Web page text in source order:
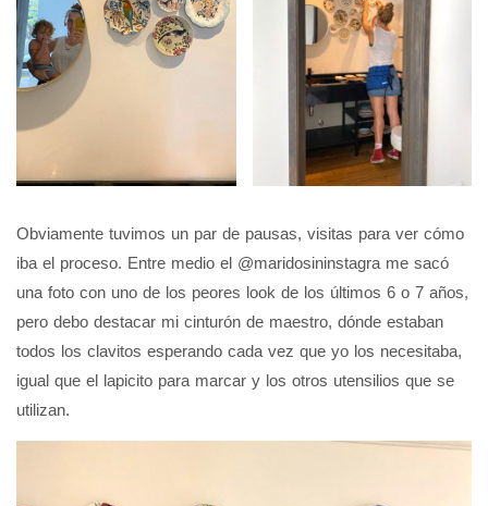
Obviamente tuvimos un par de pausas, visitas para ver cómo
iba el proceso. Entre medio el @maridosininstagra me sacó
una foto con uno de los peores look de los últimos 6 o 7 años,
pero debo destacar mi cinturón de maestro, dónde estaban
todos los clavitos esperando cada vez que yo los necesitaba,
igual que el lapicito para marcar y los otros utensilios que se
utilizan.